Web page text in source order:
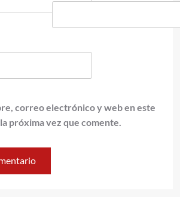
correo electrónico y web en este
próxima vez que comente.